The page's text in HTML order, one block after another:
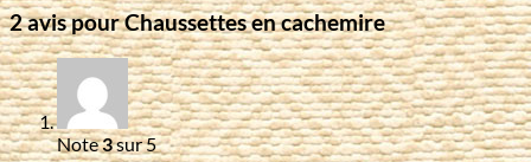
2 avis pourChaussettes en cachemire
Note3sur 5